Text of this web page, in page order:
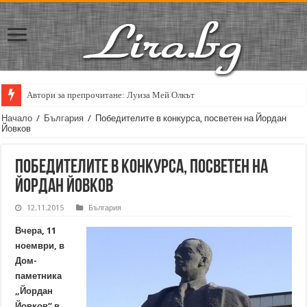
Автори за препрочитане: Луиза Мей Олкът
Кирил Кадийски: „Плачът на големия поет винаги е и сила, и
Начало / България / Победителите в конкурса, посветен на Йордан
Йовков
Победителите в конкурса, посветен на
Йордан Йовков
12.11.2015 България
Вчера, 11
ноември, в
Дом-
паметника
„Йордан